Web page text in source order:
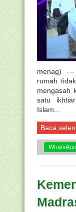
menag)
rumah
mengasah
satu
Islam...
Baca
WhatsApp